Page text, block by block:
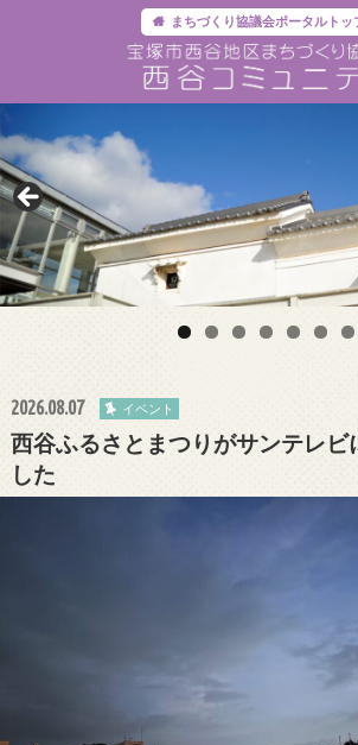
まちづくり協議会ポータルトッ
2026.08.07 イベント
西谷ふるさとまつりがサンテレビ
した